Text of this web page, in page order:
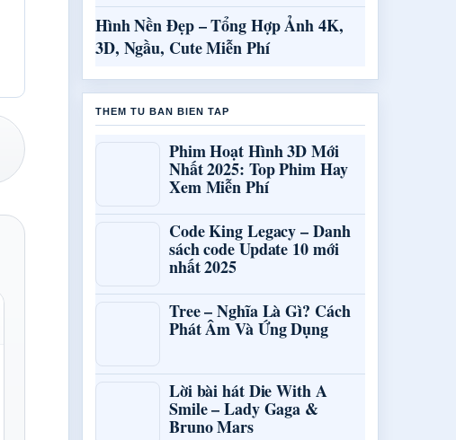
Hình Nền Đẹp – Tổng Hợp Ảnh 4K,
3D, Ngầu, Cute Miễn Phí
THEM TU BAN BIEN TAP
Phim Hoạt Hình 3D Mới
Nhất 2025: Top Phim Hay
Xem Miễn Phí
Code King Legacy – Danh
sách code Update 10 mới
nhất 2025
Tree – Nghĩa Là Gì? Cách
Phát Âm Và Ứng Dụng
Lời bài hát Die With A
Smile – Lady Gaga &
Bruno Mars